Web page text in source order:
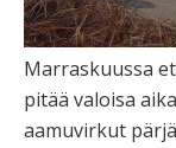
Marraskuussa
pitää valoisa
aamuvirkut